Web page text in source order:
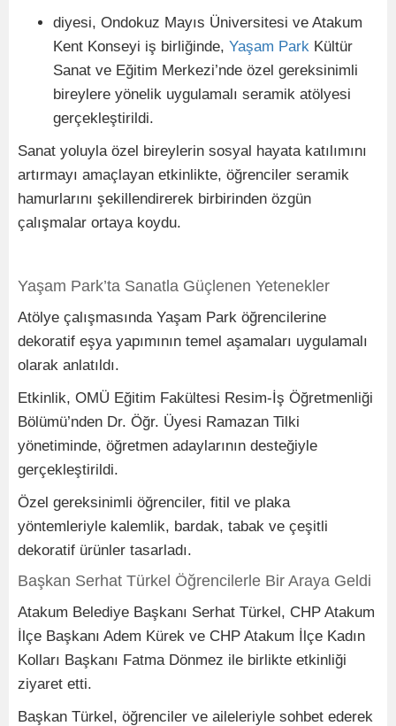
diyesi, Ondokuz Mayıs Üniversitesi ve Atakum
Kent Konseyi iş birliğinde, Yaşam Park Kültür
Sanat ve Eğitim Merkezi’nde özel gereksinimli
bireylere yönelik uygulamalı seramik atölyesi
gerçekleştirildi.
Sanat yoluyla özel bireylerin sosyal hayata katılımını
artırmayı amaçlayan etkinlikte, öğrenciler seramik
hamurlarını şekillendirerek birbirinden özgün
çalışmalar ortaya koydu.
Yaşam Park’ta Sanatla Güçlenen Yetenekler
Atölye çalışmasında Yaşam Park öğrencilerine
dekoratif eşya yapımının temel aşamaları uygulamalı
olarak anlatıldı.
Etkinlik, OMÜ Eğitim Fakültesi Resim-İş Öğretmenliği
Bölümü’nden Dr. Öğr. Üyesi Ramazan Tilki
yönetiminde, öğretmen adaylarının desteğiyle
gerçekleştirildi.
Özel gereksinimli öğrenciler, fitil ve plaka
yöntemleriyle kalemlik, bardak, tabak ve çeşitli
dekoratif ürünler tasarladı.
Başkan Serhat Türkel Öğrencilerle Bir Araya Geldi
Atakum Belediye Başkanı Serhat Türkel, CHP Atakum
İlçe Başkanı Adem Kürek ve CHP Atakum İlçe Kadın
Kolları Başkanı Fatma Dönmez ile birlikte etkinliği
ziyaret etti.
Başkan Türkel, öğrenciler ve aileleriyle sohbet ederek